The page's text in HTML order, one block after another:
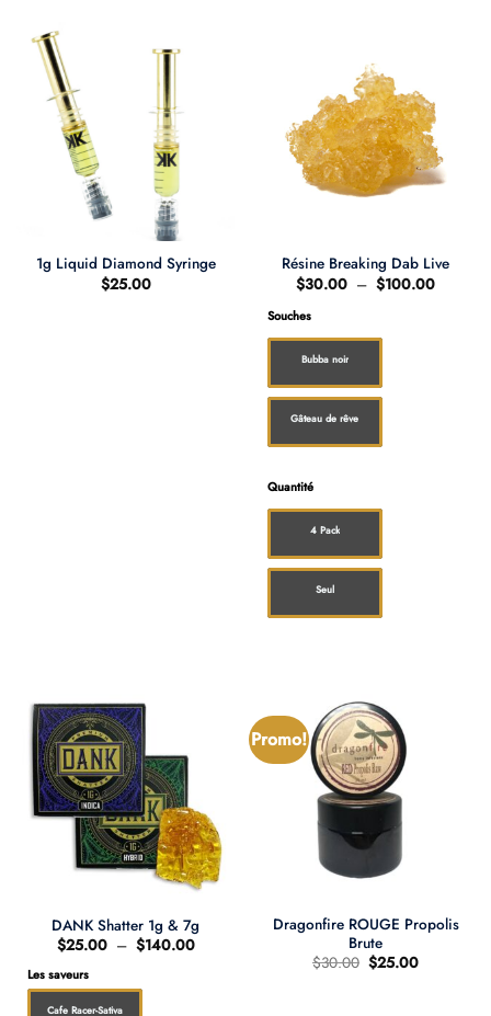
1g Liquid Diamond Syringe
$25.00
Résine Breaking Dab Live
$30.00 – $100.00Plage
Souches
Bubba noir
Gâteau de rêve
Quantité
4 Pack
Seul
DANK Shatter 1g & 7g
$25.00 – $140.00Plage
Les saveurs
Cafe Racer-Sativa
Promo!
Dragonfire ROUGE Propolis
Brute
$30.00 Le
prix
$25.00Le